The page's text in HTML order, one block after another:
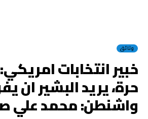
وثائق
خبير انتخابات
حرة، يريد البشير ان
واشنطن: محمد علي